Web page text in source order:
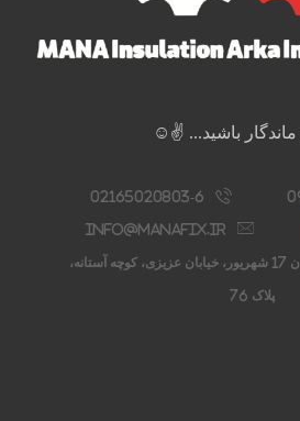
ماندگار باشید... ✌️☺️
02165020803-6
info@manafix.ir
تهران، شادآباد، خیابان 17 شهریور، خیابان عزیزی، کوچه آستانه،
پلاک 76